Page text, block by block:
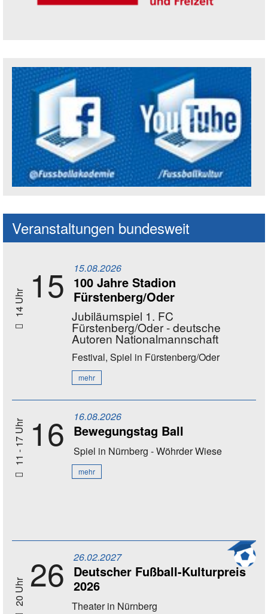
Veranstaltungen bundesweit
14 Uhr 15 15.08.2026
100 Jahre Stadion
Fürstenberg/Oder
Jubiläumspiel 1. FC
Fürstenberg/Oder - deutsche
Autoren Nationalmannschaft
Festival, Spiel in Fürstenberg/Oder
mehr
11 - 17 Uhr 16 16.08.2026
Bewegungstag Ball
Spiel in Nürnberg - Wöhrder Wiese
mehr
20 Uhr 26 26.02.2027
Deutscher Fußball-Kulturpreis
2026
Theaterin Nürnberg